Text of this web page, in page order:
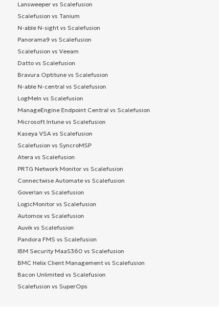
Lansweeper vs Scalefusion
Scalefusion vs Tanium
N-able N-sight vs Scalefusion
Panorama9 vs Scalefusion
Scalefusion vs Veeam
Datto vs Scalefusion
Bravura Optitune vs Scalefusion
N-able N-central vs Scalefusion
LogMeIn vs Scalefusion
ManageEngine Endpoint Central vs Scalefusion
Microsoft Intune vs Scalefusion
Kaseya VSA vs Scalefusion
Scalefusion vs SyncroMSP
Atera vs Scalefusion
PRTG Network Monitor vs Scalefusion
Connectwise Automate vs Scalefusion
Goverlan vs Scalefusion
LogicMonitor vs Scalefusion
Automox vs Scalefusion
Auvik vs Scalefusion
Pandora FMS vs Scalefusion
IBM Security MaaS360 vs Scalefusion
BMC Helix Client Management vs Scalefusion
Bacon Unlimited vs Scalefusion
Scalefusion vs SuperOps